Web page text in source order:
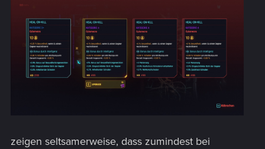
zeigen seltsamerweise, dass zumindest bei